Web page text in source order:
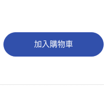
加入購物車